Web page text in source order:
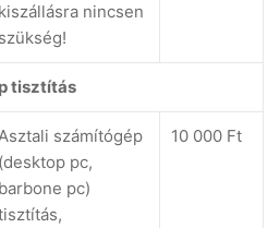
kiszállásra nincsen
szükség!
tisztítás
számítógép
(desktop pc,
barbone pc)
10 000 Ft